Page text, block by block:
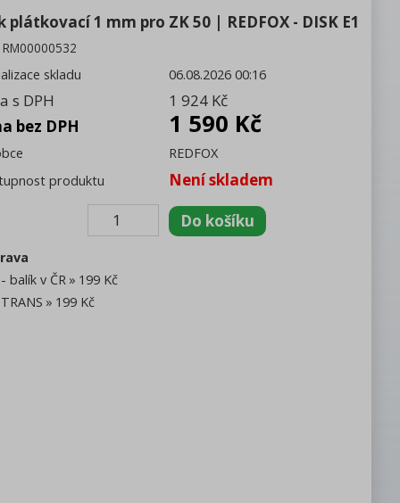
plátkovací 1 mm pro ZK 50 | REDFOX - DISK E1
RM00000532
skladu
06.08.2026 00:16
s DPH
1 924 Kč
bez DPH
1 590 Kč
REDFOX
produktu
Není skladem
balík v ČR
199 Kč
199 Kč